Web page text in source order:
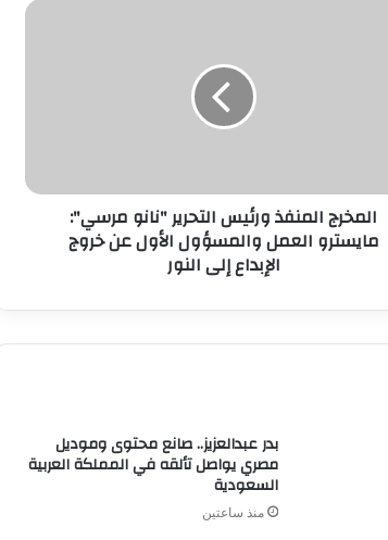
المخرج المنفذ ورئيس التحرير "نانو مرسي":
مايسترو العمل والمسؤول الأول عن خروج
الإبداع إلى النور
بدر عبدالعزيز.. صانع محتوى وموديل
مصري يواصل تألقه في المملكة العربية
السعودية
منذ ساعتين